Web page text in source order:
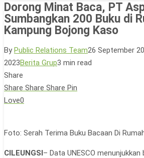
Dorong Minat Baca, PT
Sumbangkan 200 Buku di
Kampung Bojong Kaso
By Public Relations Team26 September
2023Berita Grup3 min read
Share
Share Share Share Pin
Love0
Foto: Serah Terima Buku Bacaan Di
CILEUNGSI– Data UNESCO